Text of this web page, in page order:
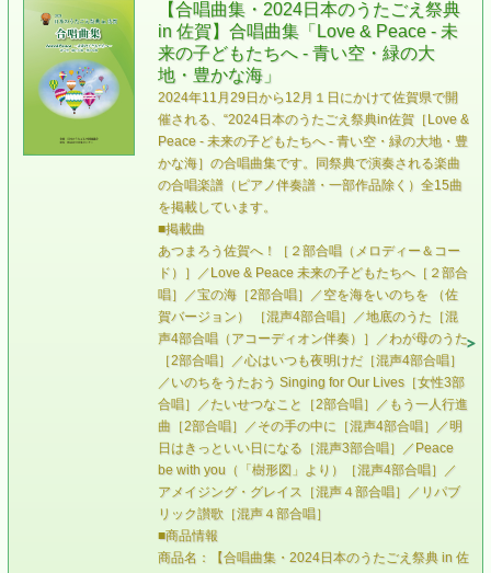
【合唱曲集・2024日本のうたごえ祭典
in 佐賀】合唱曲集「Love & Peace - 未
来の子どもたちへ - 青い空・緑の大
地・豊かな海」
2024年11月29日から12月１日にかけて佐賀県で開
催される、“2024日本のうたごえ祭典in佐賀［Love &
Peace - 未来の子どもたちへ - 青い空・緑の大地・豊
かな海］の合唱曲集です。同祭典で演奏される楽曲
の合唱楽譜（ピアノ伴奏譜・一部作品除く）全15曲
を掲載しています。
■掲載曲
あつまろう佐賀へ！［２部合唱（メロディー＆コー
ド）］／Love & Peace 未来の子どもたちへ［２部合
唱］／宝の海［2部合唱］／空を海をいのちを （佐
賀バージョン） ［混声4部合唱］／地底のうた［混
声4部合唱（アコーディオン伴奏）］／わが母のうた
［2部合唱］／心はいつも夜明けだ［混声4部合唱］
／いのちをうたおう Singing for Our Lives［女性3部
合唱］／たいせつなこと［2部合唱］／もう一人行進
曲［2部合唱］／その手の中に［混声4部合唱］／明
日はきっといい日になる［混声3部合唱］／Peace
be with you（「樹形図」より）［混声4部合唱］／
アメイジング・グレイス［混声４部合唱］／リパブ
リック讃歌［混声４部合唱］
■商品情報
商品名：【合唱曲集・2024日本のうたごえ祭典 in 佐